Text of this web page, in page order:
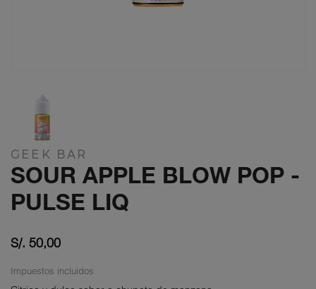
GEEK BAR
SOUR APPLE BLOW POP -
PULSE LIQ
S/. 50,00
Impuestos incluidos